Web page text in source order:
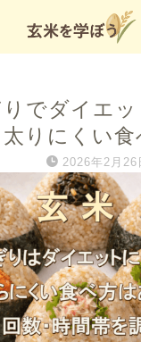
でダイエ
りにくい食
2026年2月26